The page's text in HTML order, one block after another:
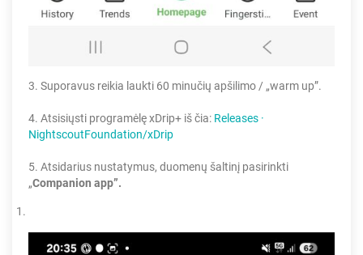
3. Suporavus reikia laukti 60 minučių apšilimo / „warm up”.
4. Atsisiųsti programėlę xDrip+ iš čia: Releases ·
NightscoutFoundation/xDrip
5. Atsidarius nustatymus, duomenų šaltinį pasirinkti
„Companion app”.